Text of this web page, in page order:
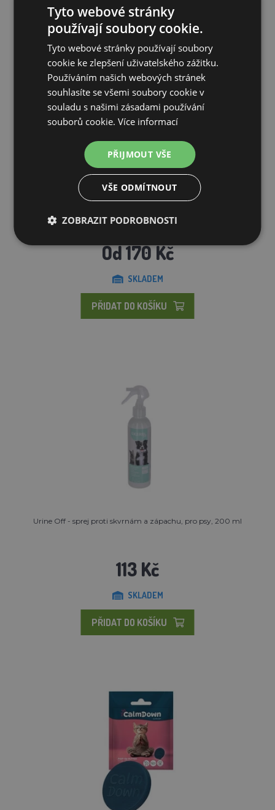
Od 170 Kč
SKLADEM
PŘIDAT DO KOŠÍKU
Urine Off - sprej proti skvrnám a zápachu, pro psy, 200 ml
113 Kč
SKLADEM
PŘIDAT DO KOŠÍKU
Tyto webové stránky
používají soubory cookie.
Tyto webové stránky používají soubory
cookie ke zlepšení uživatelského zážitku.
Používáním našich webových stránek
souhlasíte se všemi soubory cookie v
souladu s našimi zásadami používání
souborů cookie.Více informací
PŘIJMOUT VŠE
VŠE ODMÍTNOUT
ZOBRAZIT PODROBNOSTI